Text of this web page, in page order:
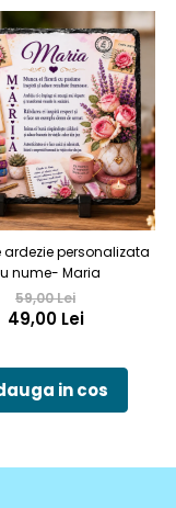
ardezie personalizata
nume- Maria
59,00 Lei
49,00 Lei
in cos